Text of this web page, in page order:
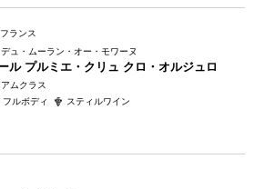
フランス
ュ・ムーラン・オー・モワーヌ
ル プルミエ・クリュ クロ・オルジュロ
ムクラス
フルボディ
スティルワイン